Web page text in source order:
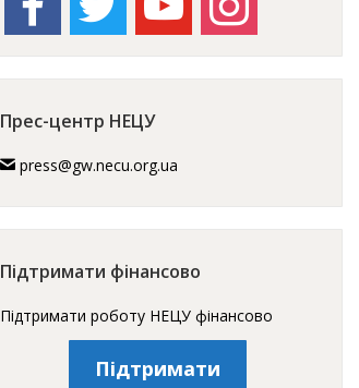
Прес-центр НЕЦУ
press@gw.necu.org.ua
Підтримати фінансово
Підтримати роботу НЕЦУ фінансово
Підтримати